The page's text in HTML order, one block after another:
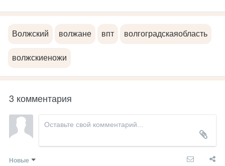
Волжский волжане впт волгоградскаяобласть
волжскиеножи
3 комментария
Новые